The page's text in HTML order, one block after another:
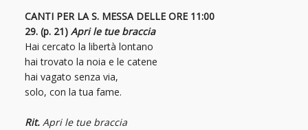
CANTI PER LA S. MESSA DELLE ORE 11:00
29. (p. 21) Apri le tue braccia
Hai cercato la libertà lontano
hai trovato la noia e le catene
hai vagato senza via,
solo, con la tua fame.
Rit. Apri le tue braccia